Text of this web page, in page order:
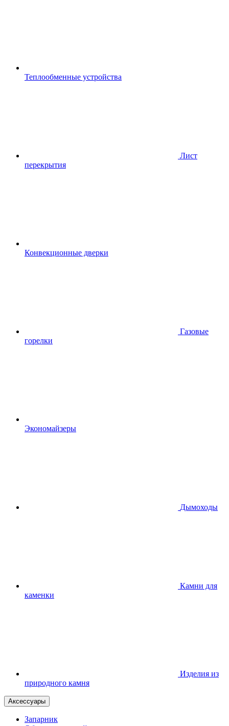
Теплообменные устройства
Лист
перекрытия
Конвекционные дверки
Газовые
горелки
Экономайзеры
Дымоходы
Камни для
каменки
Изделия из
природного камня
Аксессуары
Запарник